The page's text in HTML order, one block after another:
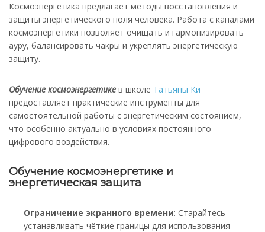
Космоэнергетика предлагает методы восстановления и
защиты энергетического поля человека. Работа с каналами
космоэнергетики позволяет очищать и гармонизировать
ауру, балансировать чакры и укреплять энергетическую
защиту.​
Обучение космоэнергетике в школе Татьяны Ки
предоставляет практические инструменты для
самостоятельной работы с энергетическим состоянием,
что особенно актуально в условиях постоянного
цифрового воздействия.​
Обучение космоэнергетике и
энергетическая защита
​Ограничение экранного времени: Старайтесь
устанавливать чёткие границы для использования